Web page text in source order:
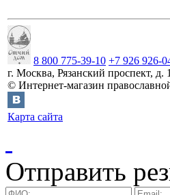
8 800 775-39-10 +7 926 926-
г. Москва, Рязанский проспект, д.
© Интернет-магазин
Карта сайта
Отправить